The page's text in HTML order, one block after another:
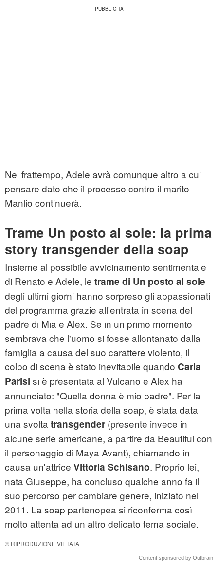
Nel frattempo, Adele avrà comunque altro a cui
pensare dato che il processo contro il marito
Manlio continuerà.
Trame Un posto al sole: la prima
story transgender della soap
Insieme al possibile avvicinamento sentimentale
di Renato e Adele, le trame di Un posto al sole
degli ultimi giorni hanno sorpreso gli appassionati
del programma grazie all'entrata in scena del
padre di Mia e Alex. Se in un primo momento
sembrava che l'uomo si fosse allontanato dalla
famiglia a causa del suo carattere violento, il
colpo di scena è stato inevitabile quando Carla
Parisi si è presentata al Vulcano e Alex ha
annunciato: "Quella donna è mio padre". Per la
prima volta nella storia della soap, è stata data
una svolta transgender (presente invece in
alcune serie americane, a partire da Beautiful con
il personaggio di Maya Avant), chiamando in
causa un'attrice Vittoria Schisano. Proprio lei,
nata Giuseppe, ha concluso qualche anno fa il
suo percorso per cambiare genere, iniziato nel
2011. La soap partenopea si riconferma così
molto attenta ad un altro delicato tema sociale.
© RIPRODUZIONE VIETATA
Content sponsored by Outbrain